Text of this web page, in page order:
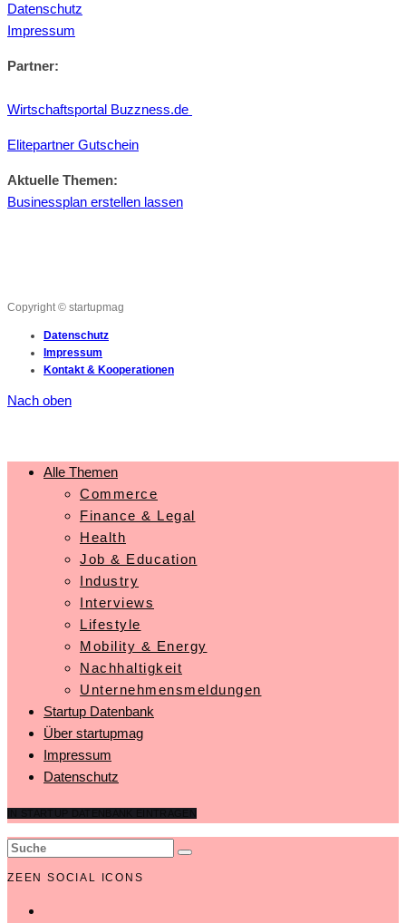
Datenschutz
Impressum
Partner:
Wirtschaftsportal Buzzness.de
Elitepartner Gutschein
Aktuelle Themen:
Businessplan erstellen lassen
Copyright © startupmag
Datenschutz
Impressum
Kontakt & Kooperationen
Nach oben
Alle Themen
Commerce
Finance & Legal
Health
Job & Education
Industry
Interviews
Lifestyle
Mobility & Energy
Nachhaltigkeit
Unternehmensmeldungen
Startup Datenbank
Über startupmag
Impressum
Datenschutz
ZEEN SOCIAL ICONS